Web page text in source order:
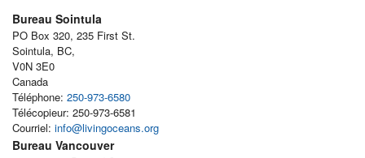
Bureau Sointula
PO Box 320, 235 First St.
Sointula, BC,
V0N 3E0
Canada
Téléphone: 250-973-6580
Télécopieur: 250-973-6581
Courriel: info@livingoceans.org
Bureau Vancouver